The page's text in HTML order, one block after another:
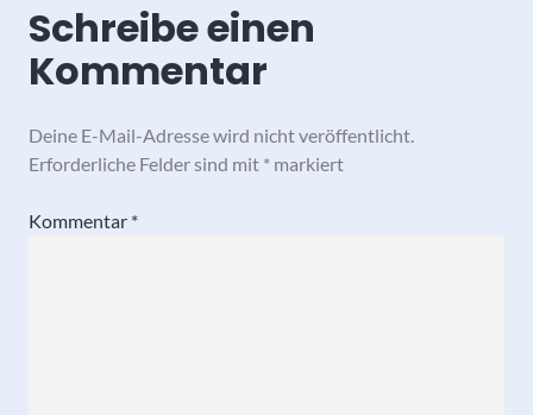
Schreibe einen
Kommentar
Deine E-Mail-Adresse wird nicht veröffentlicht.
Erforderliche Felder sind mit * markiert
Kommentar *